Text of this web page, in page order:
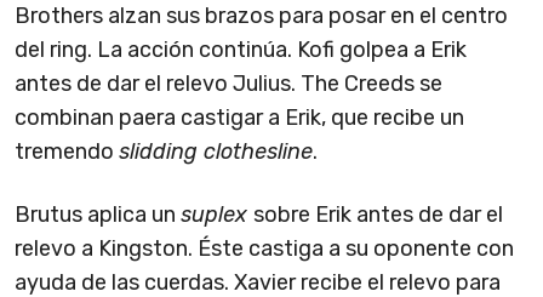
Brothers alzan sus brazos para posar en el centro
del ring. La acción continúa. Kofi golpea a Erik
antes de dar el relevo Julius. The Creeds se
combinan paera castigar a Erik, que recibe un
tremendo slidding clothesline.
Brutus aplica un suplex sobre Erik antes de dar el
relevo a Kingston. Éste castiga a su oponente con
ayuda de las cuerdas. Xavier recibe el relevo para